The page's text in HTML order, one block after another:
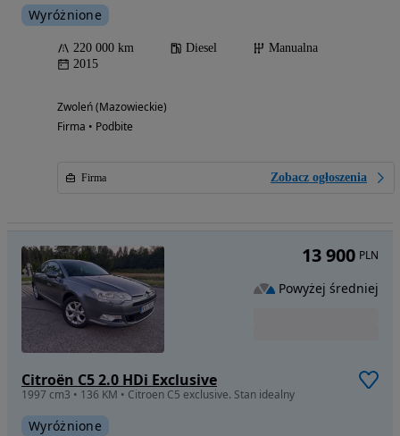
Wyróżnione
220 000 km Diesel
Manualna
2015
Zwoleń (Mazowieckie)
Firma • Podbite
Firma Zobacz ogłoszenia
Citroën C5 2.0 HDi Exclusive
1997 cm3 • 136 KM • Citroen C5 exclusive. Stan idealny
Wyróżnione
13 900 PLN
Powyżej średniej